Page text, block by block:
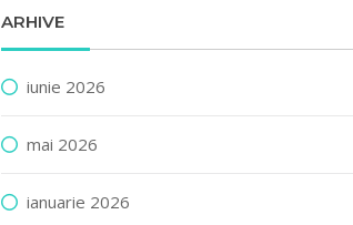
ARHIVE
iunie 2026
mai 2026
ianuarie 2026